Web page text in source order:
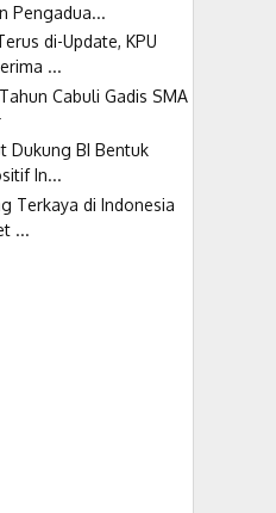
Pengadua...
di-Update, KPU
...
Cabuli Gadis SMA
Dukung BI Bentuk
In...
Terkaya di Indonesia
...